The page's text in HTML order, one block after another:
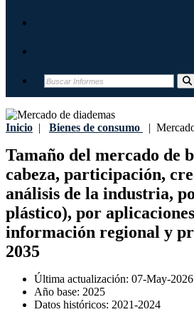
Inicio | Bienes de consumo |
Tamaño del mercado de
cabeza, participación,
análisis de la industria,
plástico), por
información regional y
2035
Última actualización: 07-May-2026
Año base: 2025
Datos históricos: 2021-2024